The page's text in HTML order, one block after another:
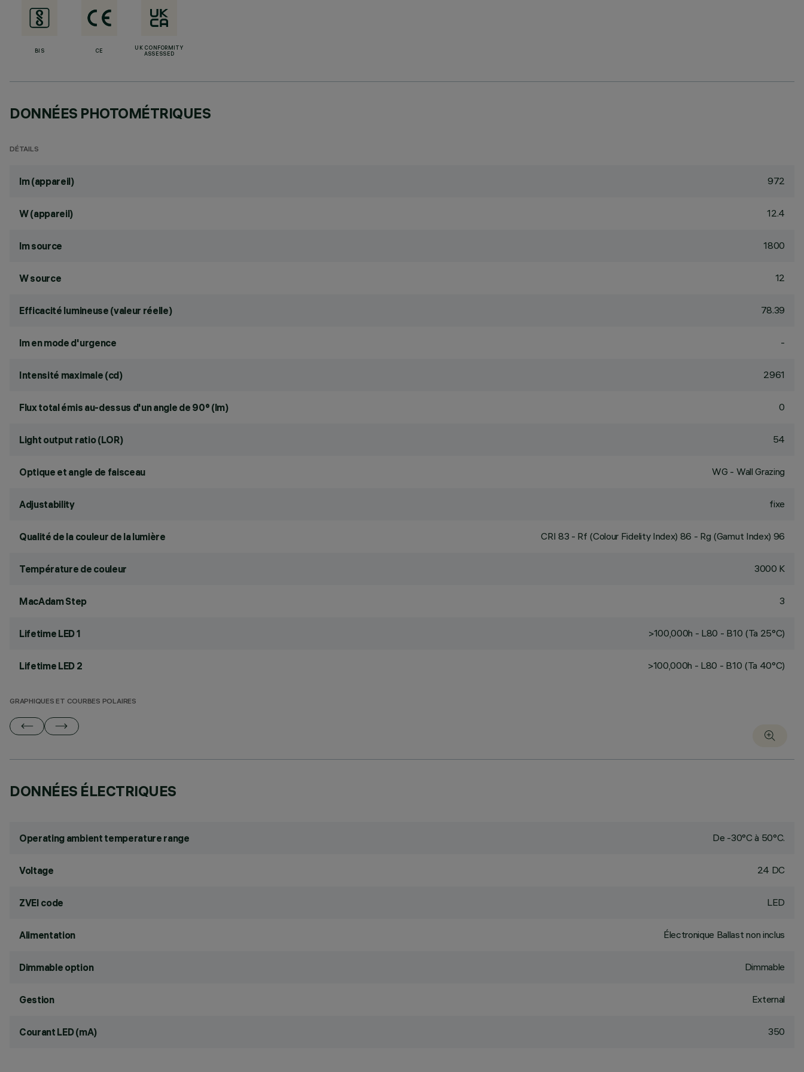
BIS CE
UK CONFORMITY
ASSESSED
DONNÉES PHOTOMÉTRIQUES
DÉTAILS
lm (appareil) 972
W (appareil) 12.4
lm source 1800
W source 12
Efficacité lumineuse (valeur réelle) 78.39
lm en mode d'urgence -
Intensité maximale (cd) 2961
Flux total émis au-dessus d'un angle de 90° (lm) 0
Light output ratio (LOR) 54
Optique et angle de faisceau WG - Wall Grazing
Adjustability fixe
Qualité de la couleur de la lumière CRI 83 - Rf (Colour Fidelity Index) 86 - Rg (Gamut Index) 96
Température de couleur 3000 K
MacAdam Step 3
Lifetime LED 1 >100,000h - L80 - B10 (Ta 25°C)
Lifetime LED 2 >100,000h - L80 - B10 (Ta 40°C)
GRAPHIQUES ET COURBES POLAIRES
DONNÉES ÉLECTRIQUES
Operating ambient temperature range De -30°C à 50°C.
Voltage 24 DC
ZVEI code LED
Alimentation Électronique Ballast non inclus
Dimmable option Dimmable
Gestion External
Courant LED (mA) 350